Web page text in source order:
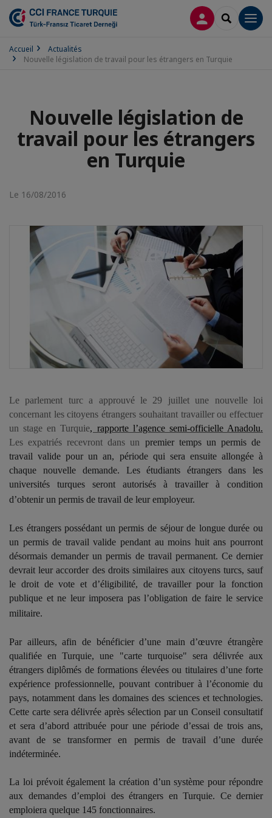
CONNEXION
Accueil
Actualités
Nouvelle législation de travail pour les étrangers en Turquie
Nouvelle législation de
travail pour les étrangers
en Turquie
Le 16/08/2016
Le parlement turc a approuvé le 29 juillet une nouvelle loi
concernant les citoyens étrangers souhaitant travailler ou effectuer
un stage en Turquie, rapporte l’agence semi-officielle Anadolu.
Les expatriés recevront dans un premier temps un permis de
travail valide pour un an, période qui sera ensuite allongée à
chaque nouvelle demande. Les étudiants étrangers dans les
universités turques seront autorisés à travailler à condition
d’obtenir un permis de travail de leur employeur.
Les étrangers possédant un permis de séjour de longue durée ou
un permis de travail valide pendant au moins huit ans pourront
désormais demander un permis de travail permanent. Ce dernier
devrait leur accorder des droits similaires aux citoyens turcs, sauf
le droit de vote et d’éligibilité, de travailler pour la fonction
publique et ne leur imposera pas l’obligation de faire le service
militaire.
Par ailleurs, afin de bénéficier d’une main d’œuvre étrangère
qualifiée en Turquie, une "carte turquoise" sera délivrée aux
étrangers diplômés de formations élevées ou titulaires d’une forte
expérience professionnelle, pouvant contribuer à l’économie du
pays, notamment dans les domaines des sciences et technologies.
Cette carte sera délivrée après sélection par un Conseil consultatif
et sera d’abord attribuée pour une période d’essai de trois ans,
avant de se transformer en permis de travail d’une durée
indéterminée.
La loi prévoit également la création d’un système pour répondre
aux demandes d’emploi des étrangers en Turquie. Ce dernier
emploiera quelque 145 fonctionnaires.